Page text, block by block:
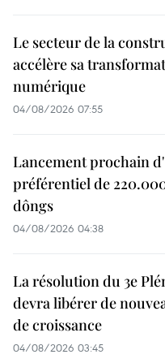
Le secteur de la
accélère sa
numérique
04/08/2026 07:55
Lancement prochain
préférentiel de
dôngs
04/08/2026 04:38
La résolution du 3e
devra libérer de
de croissance
04/08/2026 03:45